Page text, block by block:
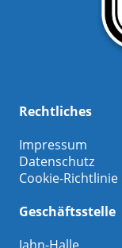
Rechtliches
Impressum
Datenschutz
Cookie-Richtlinie
Geschäftsstelle